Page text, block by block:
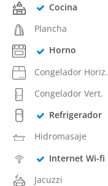
Cocina
Plancha
Horno
Congelador Horiz.
Congelador Vert.
Refrigerador
Hidromasaje
Internet Wi-fi
Jacuzzi